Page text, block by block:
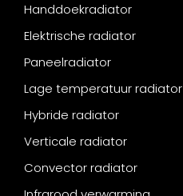
Handdoekradiator
Elektrische radiator
Paneelradiator
Lage temperatuur radiator
Hybride radiator
Verticale radiator
Convector radiator